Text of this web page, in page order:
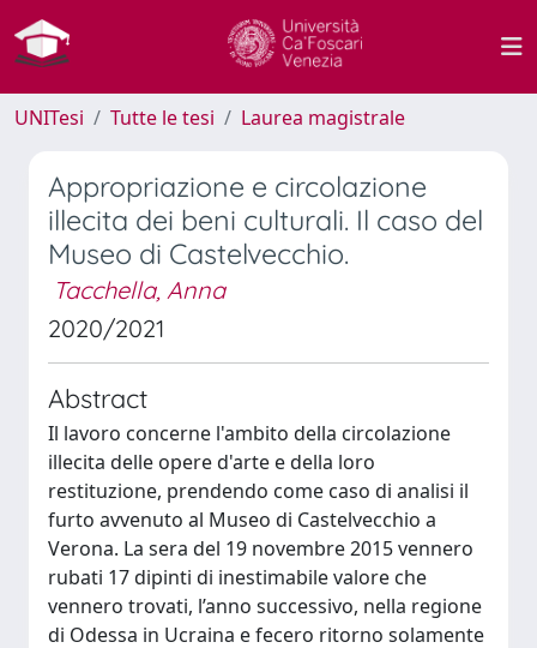
UNITesi Tutte le tesi Laurea magistrale
Appropriazione e circolazione
illecita dei beni culturali. Il caso del
Museo di Castelvecchio.
Tacchella, Anna
2020/2021
Abstract
Il lavoro concerne l'ambito della circolazione
illecita delle opere d'arte e della loro
restituzione, prendendo come caso di analisi il
furto avvenuto al Museo di Castelvecchio a
Verona. La sera del 19 novembre 2015 vennero
rubati 17 dipinti di inestimabile valore che
vennero trovati, l’anno successivo, nella regione
di Odessa in Ucraina e fecero ritorno solamente